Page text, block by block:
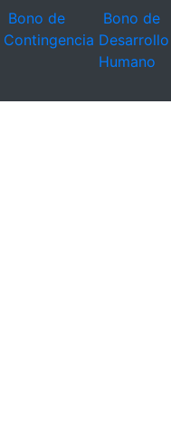
Bono de
Contingencia
Bono de
Desarrollo
Humano